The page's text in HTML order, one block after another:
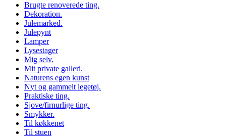
Brugte renoverede ting.
Dekoration.
Julemarked.
Julepynt
Lamper
Lysestager
Mig selv.
Mit private galleri.
Naturens egen kunst
Nyt og gammelt legetøj.
Praktiske ting.
Sjove/firnurlige ting.
Smykker.
Til køkkenet
Til stuen